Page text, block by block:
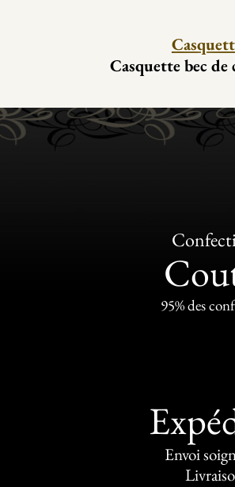
Casquette bec
95% des
Envoi